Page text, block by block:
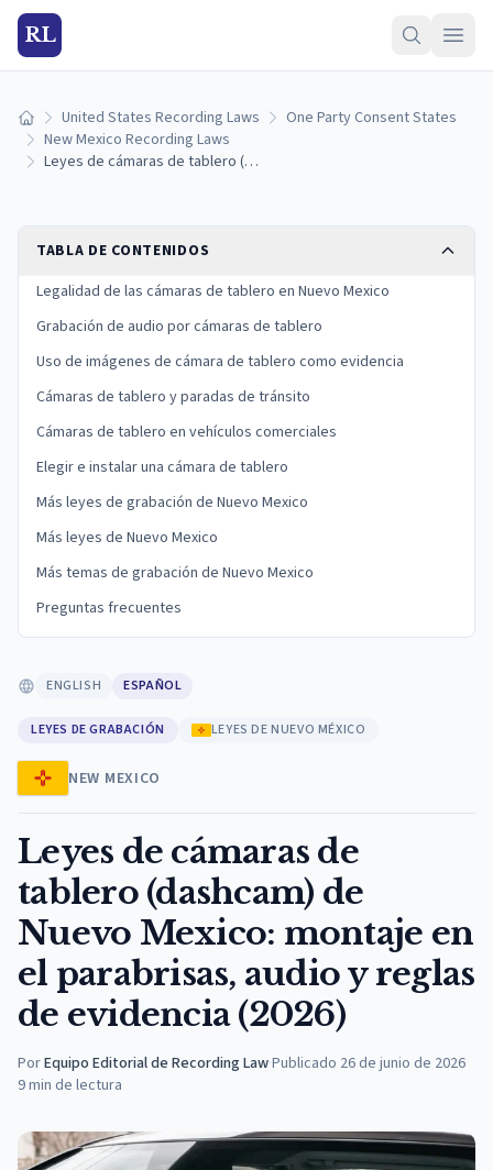
RL
Inicio United States Recording Laws
One Party Consent States
New Mexico Recording Laws
Leyes de cámaras de tablero (dashcam) de Nuevo Mexico: montaje en el parabrisas, audio y reglas de evidencia (2026)
TABLA DE CONTENIDOS
Legalidad de las cámaras de tablero en Nuevo Mexico
Grabación de audio por cámaras de tablero
Uso de imágenes de cámara de tablero como evidencia
Cámaras de tablero y paradas de tránsito
Cámaras de tablero en vehículos comerciales
Elegir e instalar una cámara de tablero
Más leyes de grabación de Nuevo Mexico
Más leyes de Nuevo Mexico
Más temas de grabación de Nuevo Mexico
Preguntas frecuentes
ENGLISH ESPAÑOL
LEYES DE GRABACIÓN LEYES DE NUEVO MÉXICO
NEW MEXICO
Leyes de cámaras de
tablero (dashcam) de
Nuevo Mexico: montaje en
el parabrisas, audio y reglas
de evidencia (2026)
PorEquipo Editorial de Recording Law·Publicado 26 de junio de 2026
9min de lectura